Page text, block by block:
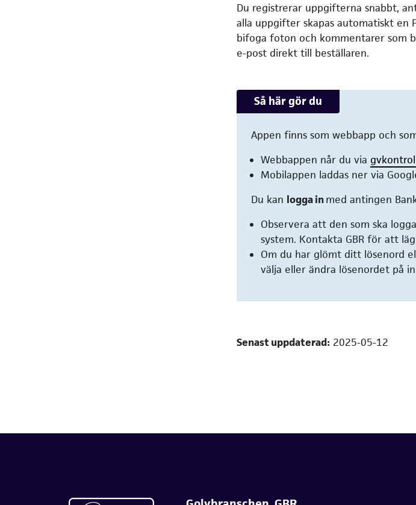
Du registrerar uppgifterna snabbt,
alla uppgifter skapas automatiskt en
bifoga foton och kommentarer som
e-post direkt till beställaren.
Så här gör du
Appen finns som webbapp och
Webbappen når du via
Mobilappen laddas ner via
Du kan logga inmed antingen
Observera att den som ska
system. Kontakta GBR för att
Om du har glömt ditt lösenord
välja eller ändra lösenordet på
Senast uppdaterad: 2025-05-12